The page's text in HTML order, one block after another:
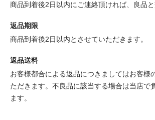
商品到着後2日以内にご連絡頂ければ、良品と
返品期限
商品到着後2日以内とさせていただきます。
返品送料
お客様都合による返品につきましてはお客様
ただきます。不良品に該当する場合は当店で
ます。